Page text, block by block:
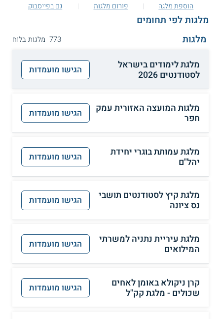
הוספת מלגה פורום מלגות גם בפייסבוק
מלגות לפי תחומים
מלגות
773 מלגות בלוח
מלגת לימודים בישראל
לסטודנטים 2026
הגישו מועמדות
מלגות המועצה האזורית עמק
חפר
הגישו מועמדות
מלגת עמותת בוגרי יחידת
יהל"ם
הגישו מועמדות
מלגת קיץ לסטודנטים תושבי
נס ציונה
הגישו מועמדות
מלגת עיריית נתניה למשרתי
המילואים
הגישו מועמדות
קרן ניקולא באומן לאחים
שכולים - מלגת קק"ל
הגישו מועמדות